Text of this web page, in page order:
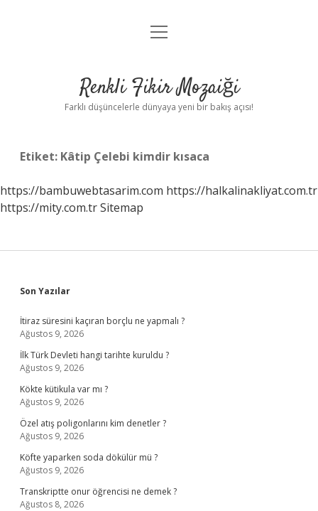
Anasayfa
Yasal Uyarı
menüyü
Renkli Fikir Mozaiği
Farklı düşüncelerle dünyaya yeni bir bakış açısı!
Etiket: Kâtip Çelebi kimdir kısaca
https://bambuwebtasarim.com https://halkalinakliyat.com.tr
https://mity.com.trSitemap
Sidebar
Son Yazılar
İtiraz süresini kaçıran borçlu ne yapmalı ?
Ağustos 9, 2026
İlk Türk Devleti hangi tarihte kuruldu ?
Ağustos 9, 2026
Kökte kütikula var mı ?
Ağustos 9, 2026
Özel atış poligonlarını kim denetler ?
Ağustos 9, 2026
Köfte yaparken soda dökülür mü ?
Ağustos 9, 2026
Transkriptte onur öğrencisi ne demek ?
Ağustos 8, 2026